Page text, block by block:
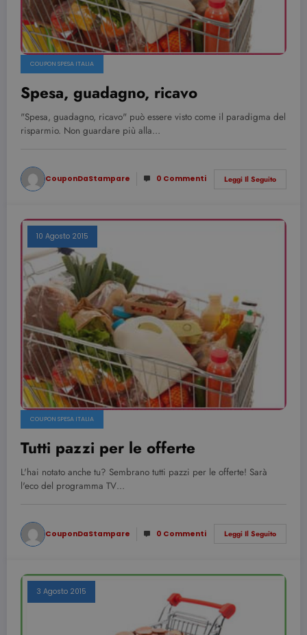
COUPON SPESA ITALIA
Spesa, guadagno, ricavo
"Spesa, guadagno, ricavo" può essere visto come il paradigma del
risparmio. Non guardare più alla…
CouponDaStampare 0 Commenti Leggi Il Seguito
10 Agosto 2015
COUPON SPESA ITALIA
Tutti pazzi per le offerte
L'hai notato anche tu? Sembrano tutti pazzi per le offerte! Sarà
l'eco del programma TV…
CouponDaStampare 0 Commenti Leggi Il Seguito
3 Agosto 2015